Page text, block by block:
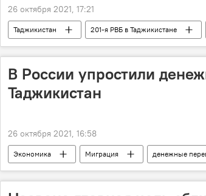
26 октября 2021, 17:21
Таджикистан 201-я РВБ в Таджикистане
В России упростили
Таджикистан
26 октября 2021, 16:58
Экономика Миграция денежные